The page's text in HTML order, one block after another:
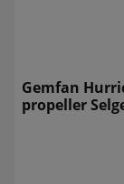
Gemfan
propeller